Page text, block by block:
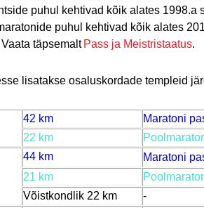
puhul kehtivad kõik alates 1998.a
puhul kehtivad kõik alates
täpsemalt Pass ja Meistristaatus.
lisatakse osaluskordade templeid
42 km
Maratoni
22 km
44 km
Maratoni
21 km
Võistkondlik 22 km
-